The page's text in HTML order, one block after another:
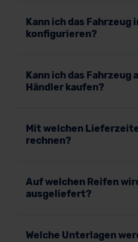
Kann ich das Fahrzeug
konfigurieren?
Kann ich das Fahrzeug
Händler kaufen?
Mit welchen
rechnen?
Auf welchen Reifen
ausgeliefert?
Welche Unterlagen